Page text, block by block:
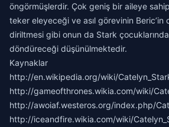
öngörmüşlerdir. Çok geniş bir aileye
teker eleyeceği ve asıl görevinin Beric’in
diriltmesi gibi onun da Stark
döndüreceği düşünülmektedir.
Kaynaklar
http://en.wikipedia.org/wiki/
http://gameofthrones.wikia.com/wiki/
http://awoiaf.westeros.org/index.php/
http://iceandfire.wikia.com/wiki/